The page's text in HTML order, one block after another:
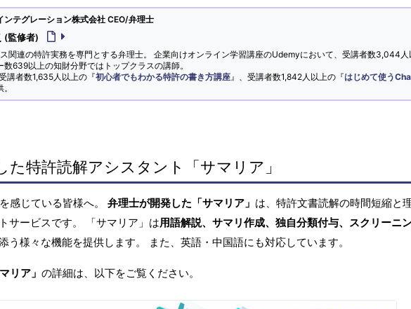
ンテグレーション株式会社 CEO/弁理士
(監修者)
関連の特許実務を専門とする弁理士。 企業向けオンライン学習講座のUdemyにおいて、受講者数3,044人
数639以上の知財分野ではトップクラスの講師。
講者数1,635人以上の『初心者でもわかる特許の書き方講座 』、受講者数1,842人以上の『はじめて使う
た特許読解アシスタント「サマリア」
を感じている皆様へ。 弁理士が開発した「サマリア」 は、特許文書読解の時間短縮と
サービスです。 「サマリア」は用語解説、サマリ作成、独自分類付与、スクリーニ
う様々な機能を提供します。 また、英語・中国語にも対応しています。
リア」 の詳細は、以下をご覧ください。